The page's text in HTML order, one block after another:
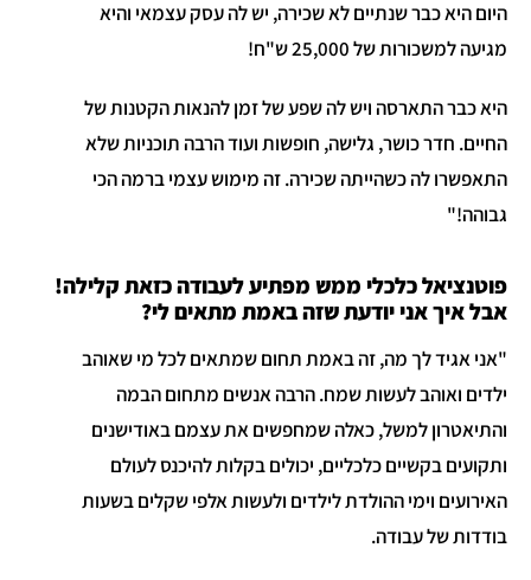
היום היא כבר שנתיים לא שכירה, יש לה עסק עצמאי והיא
מגיעה למשכורות של 25,000 ש"ח!
היא כבר התארסה ויש לה שפע של זמן להנאות הקטנות של
החיים. חדר כושר, גלישה, חופשות ועוד הרבה תוכניות שלא
התאפשרו לה כשהייתה שכירה. זה מימוש עצמי ברמה הכי
גבוהה!"
פוטנציאל כלכלי ממש מפתיע לעבודה כזאת קלילה!
אבל איך אני יודעת שזה באמת מתאים לי?
"אני אגיד לך מה, זה באמת תחום שמתאים לכל מי שאוהב
ילדים ואוהב לעשות שמח. הרבה אנשים מתחום הבמה
והתיאטרון למשל, כאלה שמחפשים את עצמם באודישנים
ותקועים בקשיים כלכליים, יכולים בקלות להיכנס לעולם
האירועים וימי ההולדת לילדים ולעשות אלפי שקלים בשעות
בודדות של עבודה.